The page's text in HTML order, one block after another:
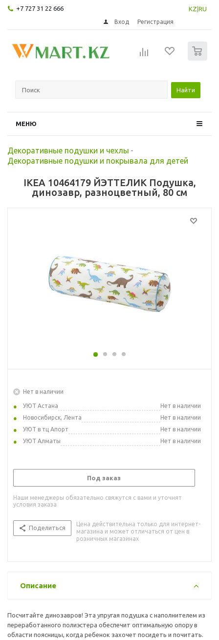
+7 727 31 22 666 KZ RU
Вход Регистрация
Найти
МЕНЮ
Декоративные подушки и чехлы -
Декоративные подушки и покрывала для детей
IKEA 10464179 ЙЭТТЕЛИК Подушка,
динозавр, разноцветный, 80 см
Нет в наличии
УЮТ Астана
Нет в наличии
Новосибирск, Лента
Нет в наличии
УЮТ в тц Апорт
Нет в наличии
УЮТ Алматы
Нет в наличии
Под заказ
Наши менеджеры обязательно свяжутся с вами и уточнят
условия заказа
Поделиться
Цена действительна только для интернет-
магазина и может отличаться от цен в
розничных магазинах
Описание
Посчитайте динозавров! Эта упругая подушка с наполнителем из
переработанного полиэстера обеспечит оптимальную опору в
области поясницы, когда ребенок захочет посидеть и почитать.